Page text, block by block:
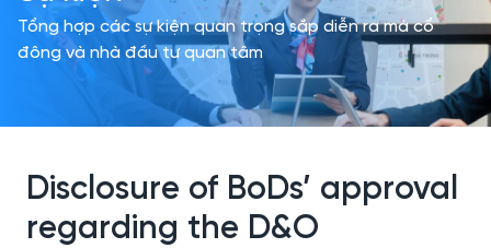
Tổng hợp các sự kiện quan trọng sắp diễn ra mà cổ
đông và nhà đầu tư quan tâm
Disclosure of BoDs’ approval
regarding the D&O